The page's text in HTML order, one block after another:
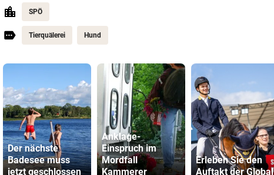
SPÖ
Tierquälerei Hund
Der nächste
Badesee muss
jetzt geschlossen
Anklage-
Einspruch im
Mordfall
Kammerer
Erleben Sie den
Auftakt der Global